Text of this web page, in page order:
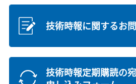
技術時報に関するお
技術時報定期購読の